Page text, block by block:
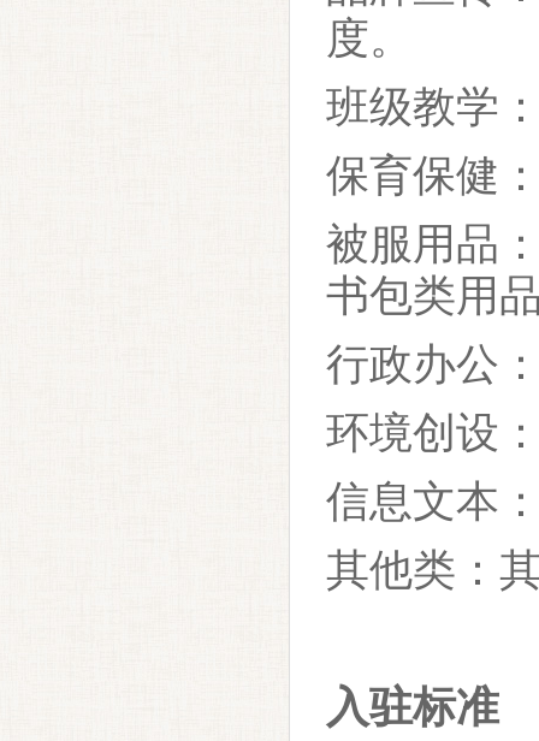
度。
班级教学
保育保健
被服用品
书包类用
行政办公
环境创设
信息文本
其他类：
入驻标准